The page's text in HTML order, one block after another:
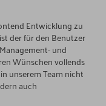
Entwicklung zu
der für den Benutzer
und
Wünschen vollends
unserem Team nicht
auch